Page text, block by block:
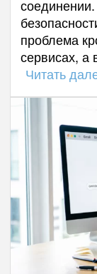
проблема
сервисах, а
Читать